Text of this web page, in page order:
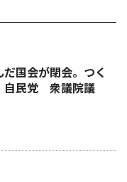
国会が閉会。つく
自民党 衆議院議